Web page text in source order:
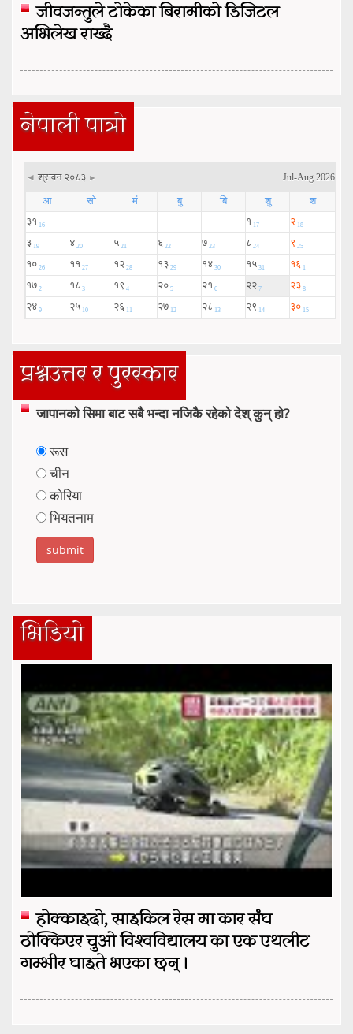
जीवजन्तुले टोकेका बिरामीको डिजिटल
अभिलेख राख्दै
नेपाली पात्रो
प्रश्नउत्तर र पुरस्कार
जापानको सिमा बाट सबै भन्दा नजिकै रहेको देश् कुन् हो?
रूस
चीन
कोरिया
भियतनाम
भिडियो
होक्काइदो, साइकिल रेस मा कार संघ
ठोक्किएर चुओ विश्वविद्यालय का एक एथलीट
गम्भीर घाइते भएका छन् ।